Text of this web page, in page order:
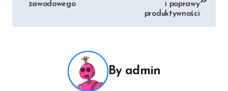
wpisu
zawodowego
i poprawy
produktywności
By admin